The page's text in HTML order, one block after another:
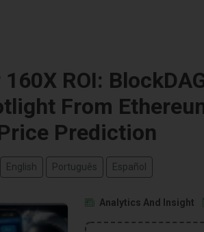
ROI:
From
Prediction
English Português Español
Analytics And Insight